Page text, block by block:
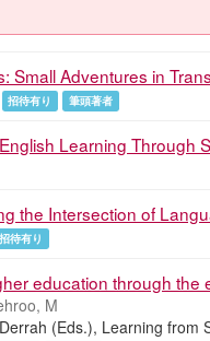
Small Adventures in
招待有り 筆頭著者
Learning Through
the Intersection of
招待有り
education through the
M
(Eds.), Learning